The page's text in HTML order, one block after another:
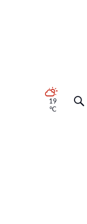
19
°C